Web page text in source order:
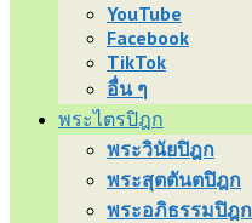
YouTube
Facebook
TikTok
อื่น ๆ
พระไตรปิฎก
พระวินัยปิฎก
พระสุตตันตปิฎก
พระอภิธรรมปิฎก